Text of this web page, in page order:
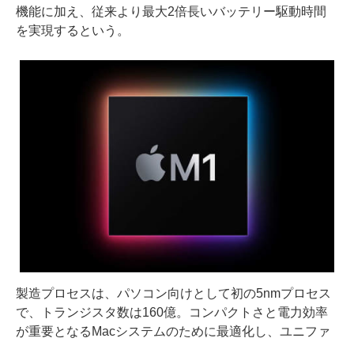
機能に加え、従来より最大2倍長いバッテリー駆動時間
を実現するという。
製造プロセスは、パソコン向けとして初の5nmプロセス
で、トランジスタ数は160億。コンパクトさと電力効率
が重要となるMacシステムのために最適化し、ユニファ